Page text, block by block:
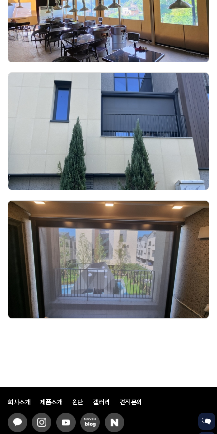
회사소개 제품소개 원단 갤러리 견적문의